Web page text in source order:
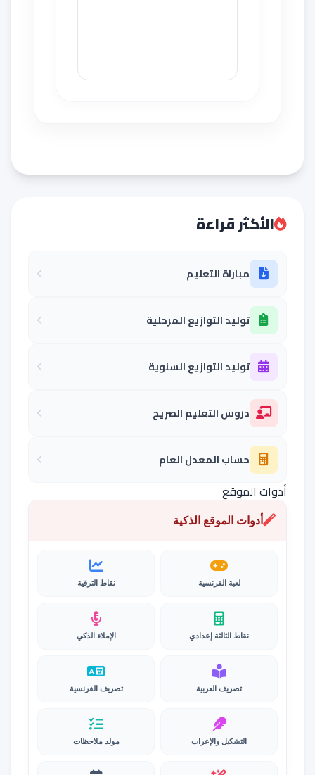
الأكثر قراءة
مباراة التعليم
توليد التوازيع المرحلية
توليد التوازيع السنوية
دروس التعليم الصريح
حساب المعدل العام
أدوات الموقع
أدوات الموقع الذكية
لعبة الفرنسية نقاط الترقية
نقاط الثالثة إعدادي الإملاء الذكي
تصريف العربية تصريف الفرنسية
التشكيل والإعراب مولد ملاحظات